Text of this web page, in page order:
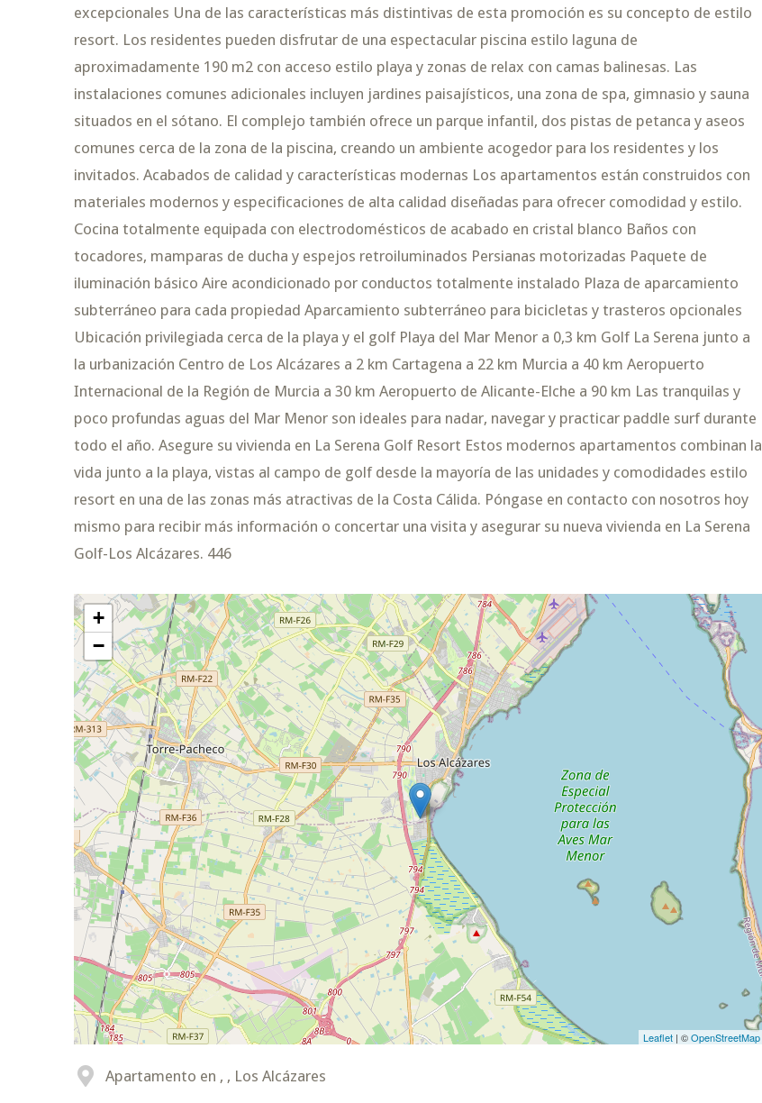
excepcionales Una de las características más distintivas de esta promoción es su concepto de estilo
resort. Los residentes pueden disfrutar de una espectacular piscina estilo laguna de
aproximadamente 190 m2 con acceso estilo playa y zonas de relax con camas balinesas. Las
instalaciones comunes adicionales incluyen jardines paisajísticos, una zona de spa, gimnasio y sauna
situados en el sótano. El complejo también ofrece un parque infantil, dos pistas de petanca y aseos
comunes cerca de la zona de la piscina, creando un ambiente acogedor para los residentes y los
invitados. Acabados de calidad y características modernas Los apartamentos están construidos con
materiales modernos y especificaciones de alta calidad diseñadas para ofrecer comodidad y estilo.
Cocina totalmente equipada con electrodomésticos de acabado en cristal blanco Baños con
tocadores, mamparas de ducha y espejos retroiluminados Persianas motorizadas Paquete de
iluminación básico Aire acondicionado por conductos totalmente instalado Plaza de aparcamiento
subterráneo para cada propiedad Aparcamiento subterráneo para bicicletas y trasteros opcionales
Ubicación privilegiada cerca de la playa y el golf Playa del Mar Menor a 0,3 km Golf La Serena junto a
la urbanización Centro de Los Alcázares a 2 km Cartagena a 22 km Murcia a 40 km Aeropuerto
Internacional de la Región de Murcia a 30 km Aeropuerto de Alicante-Elche a 90 km Las tranquilas y
poco profundas aguas del Mar Menor son ideales para nadar, navegar y practicar paddle surf durante
todo el año. Asegure su vivienda en La Serena Golf Resort Estos modernos apartamentos combinan la
vida junto a la playa, vistas al campo de golf desde la mayoría de las unidades y comodidades estilo
resort en una de las zonas más atractivas de la Costa Cálida. Póngase en contacto con nosotros hoy
mismo para recibir más información o concertar una visita y asegurar su nueva vivienda en La Serena
Golf-Los Alcázares. 446
+
−
Leaflet | ©OpenStreetMap
Apartamento en , , Los Alcázares